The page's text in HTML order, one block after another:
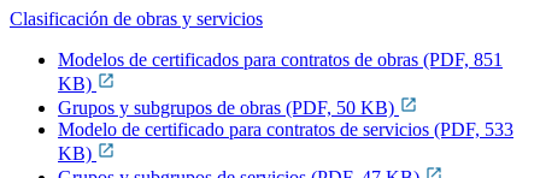
Clasificación de obras y servicios
Modelos de certificados para contratos de obras (PDF, 851
KB)
Grupos y subgrupos de obras (PDF, 50 KB)
Modelo de certificado para contratos de servicios (PDF, 533
KB)